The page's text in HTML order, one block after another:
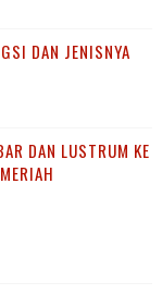
DAN JENISNYA
DAN LUSTRUM KE